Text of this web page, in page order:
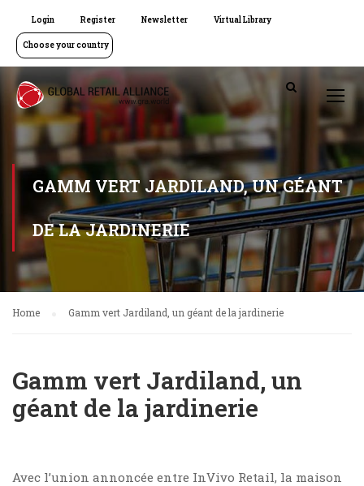
Login Register Newsletter Virtual Library
Choose your country
GAMM VERT JARDILAND, UN GÉANT
DE LA JARDINERIE
Home Gamm vert Jardiland, un géant de la jardinerie
Gamm vert Jardiland, un
géant de la jardinerie
Avec l’union annoncée entre InVivo Retail, la maison